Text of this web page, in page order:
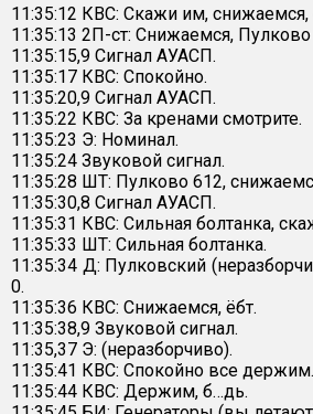
11:35:12 КВС: Скажи им, снижаемся,
11:35:13 2П-ст: Снижаемся, Пулково
11:35:15,9 Сигнал АУАСП.
11:35:17 КВС: Спокойно.
11:35:20,9 Сигнал АУАСП.
11:35:22 КВС: За кренами смотрите.
11:35:23 Э: Номинал.
11:35:24 Звуковой сигнал.
11:35:28 ШТ: Пулково 612,
11:35:30,8 Сигнал АУАСП.
11:35:31 КВС: Сильная болтанка,
11:35:33 ШТ: Сильная болтанка.
11:35:34 Д: Пулковский
0.
11:35:36 КВС: Снижаемся, ёбт.
11:35:38,9 Звуковой сигнал.
11:35,37 Э: (неразборчиво).
11:35:41 КВС: Спокойно все держим.
11:35:44 КВС: Держим, б…дь.